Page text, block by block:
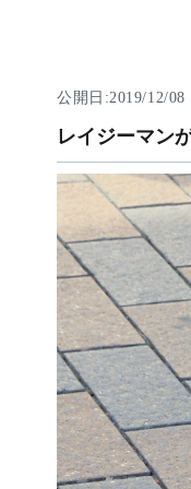
公開日:2019/12/
レイジーマン